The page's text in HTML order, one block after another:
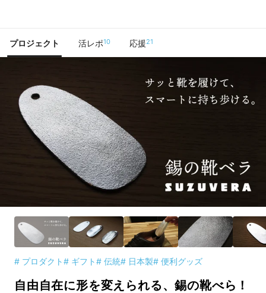
プロジェクト 活レポ10 応援21
# プロダクト# ギフト# 伝統# 日本製# 便利グッズ
自由自在に形を変えられる、錫の靴べら！